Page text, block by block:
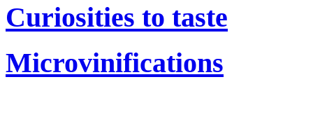
Curiosities to taste
Microvinifications